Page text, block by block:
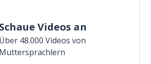
Schaue Videos an
Über 48.000 Videos von
Muttersprachlern